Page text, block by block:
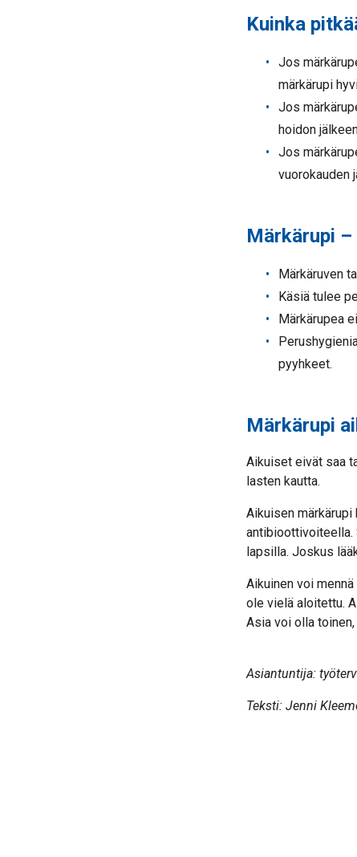
Kuinka
Jos
märkärupi
Jos
hoidon
Jos
vuorokauden
Märkärupi
Märkäruven
Käsiä tulee
Märkärupea
pyyhkeet.
Märkärupi
Aikuiset eivät saa
lasten kautta.
Aikuisen
antibioottivoiteella.
lapsilla. Joskus
Aikuinen voi
ole vielä aloitettu.
Asia voi olla
Asiantuntija:
Teksti: Jenni